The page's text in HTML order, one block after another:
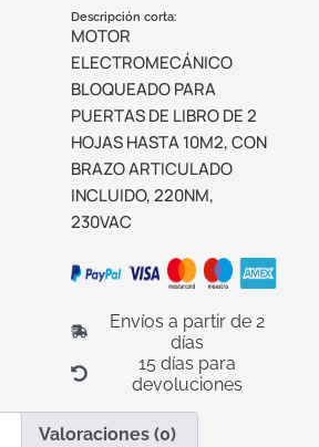
Descripción corta:
MOTOR
ELECTROMECÁNICO
BLOQUEADO PARA
PUERTAS DE LIBRO DE 2
HOJAS HASTA 10M2, CON
BRAZO ARTICULADO
INCLUIDO, 220NM,
230VAC
Envíos a partir de 2
días
15 días para
devoluciones
Valoraciones (0)